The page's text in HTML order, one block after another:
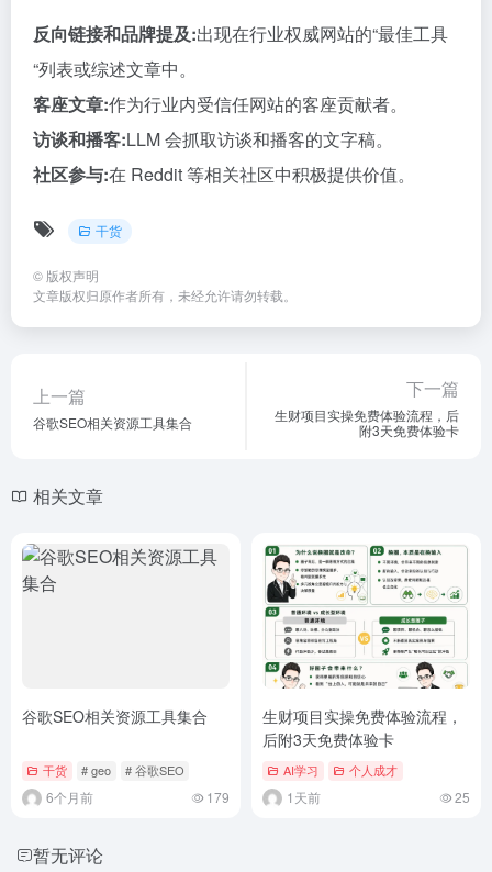
反向链接和品牌提及:出现在行业权威网站的“最佳工具
“列表或综述文章中。
客座文章:作为行业内受信任网站的客座贡献者。
访谈和播客:LLM 会抓取访谈和播客的文字稿。
社区参与:在 Reddit 等相关社区中积极提供价值。
干货
© 版权声明
文章版权归原作者所有，未经允许请勿转载。
上一篇
谷歌SEO相关资源工具集合
下一篇
生财项目实操免费体验流程，后
附3天免费体验卡
相关文章
谷歌SEO相关资源工具集合
干货 # geo # 谷歌SEO
6个月前 179
生财项目实操免费体验流程，
后附3天免费体验卡
AI学习 个人成才
1天前 25
暂无评论